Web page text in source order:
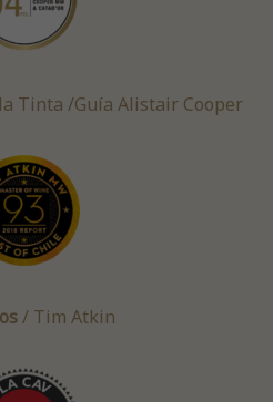
Tinta /Guía Alistair Cooper
/ Tim Atkin